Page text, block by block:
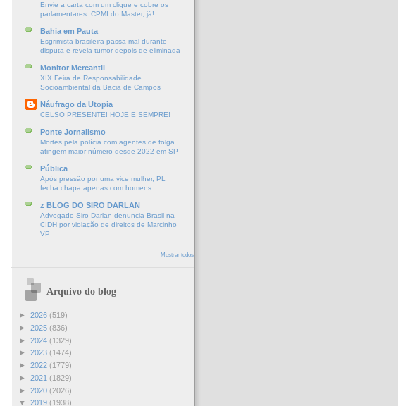
Envie a carta com um clique e cobre os
parlamentares: CPMI do Master, já!
Bahia em Pauta
Esgrimista brasileira passa mal durante
disputa e revela tumor depois de eliminada
Monitor Mercantil
XIX Feira de Responsabilidade
Socioambiental da Bacia de Campos
Náufrago da Utopia
CELSO PRESENTE! HOJE E SEMPRE!
Ponte Jornalismo
Mortes pela polícia com agentes de folga
atingem maior número desde 2022 em SP
Pública
Após pressão por uma vice mulher, PL
fecha chapa apenas com homens
z BLOG DO SIRO DARLAN
Advogado Siro Darlan denuncia Brasil na
CIDH por violação de direitos de Marcinho
VP
Mostrar todos
Arquivo do blog
► 2026 (519)
► 2025 (836)
► 2024 (1329)
► 2023 (1474)
► 2022 (1779)
► 2021 (1829)
► 2020 (2026)
▼ 2019 (1938)